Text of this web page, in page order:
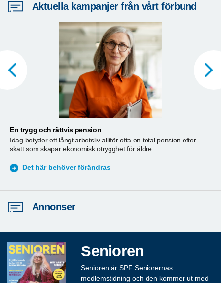
Aktuella kampanjer från vårt förbund
En trygg och rättvis pension
Idag betyder ett långt arbetsliv alltför ofta en total pension efter
skatt som skapar ekonomisk otrygghet för äldre.
Det här behöver förändras
Annonser
Senioren
Senioren är SPF Seniorernas
medlemstidning och den kommer ut med